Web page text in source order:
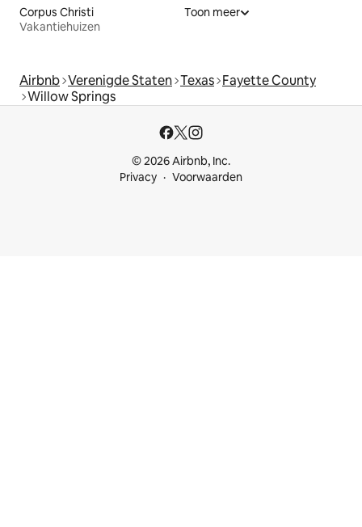
Corpus Christi
Vakantiehuizen
Toon meer
Airbnb Verenigde Staten Texas Fayette County
Willow Springs
© 2026 Airbnb, Inc.
Privacy
Voorwaarden